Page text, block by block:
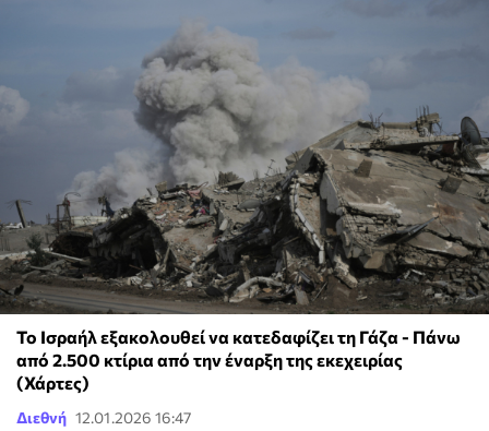
Το Ισραήλ εξακολουθεί να κατεδαφίζει τη Γάζα - Πάνω
από 2.500 κτίρια από την έναρξη της εκεχειρίας
(Χάρτες)
Διεθνή 12.01.2026 16:47